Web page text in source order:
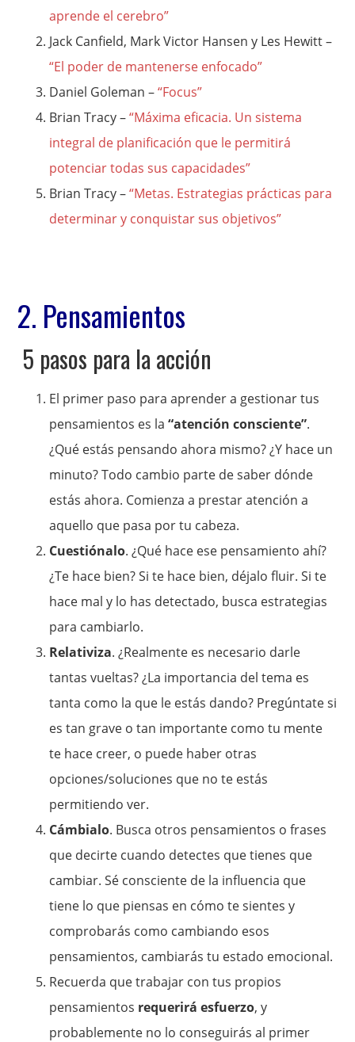
aprende el cerebro”
Jack Canfield, Mark Victor Hansen y Les Hewitt –
“El poder de mantenerse enfocado”
Daniel Goleman –“Focus”
Brian Tracy –“Máxima eficacia. Un sistema
integral de planificación que le permitirá
potenciar todas sus capacidades”
Brian Tracy –“Metas. Estrategias prácticas para
determinar y conquistar sus objetivos”
2. Pensamientos
5 pasos para la acción
El primer paso para aprender a gestionar tus
pensamientos es la “atención consciente”.
¿Qué estás pensando ahora mismo? ¿Y hace un
minuto? Todo cambio parte de saber dónde
estás ahora. Comienza a prestar atención a
aquello que pasa por tu cabeza.
Cuestiónalo. ¿Qué hace ese pensamiento ahí?
¿Te hace bien? Si te hace bien, déjalo fluir. Si te
hace mal y lo has detectado, busca estrategias
para cambiarlo.
Relativiza. ¿Realmente es necesario darle
tantas vueltas? ¿La importancia del tema es
tanta como la que le estás dando? Pregúntate si
es tan grave o tan importante como tu mente
te hace creer, o puede haber otras
opciones/soluciones que no te estás
permitiendo ver.
Cámbialo. Busca otros pensamientos o frases
que decirte cuando detectes que tienes que
cambiar. Sé consciente de la influencia que
tiene lo que piensas en cómo te sientes y
comprobarás como cambiando esos
pensamientos, cambiarás tu estado emocional.
Recuerda que trabajar con tus propios
pensamientos requerirá esfuerzo, y
probablemente no lo conseguirás al primer